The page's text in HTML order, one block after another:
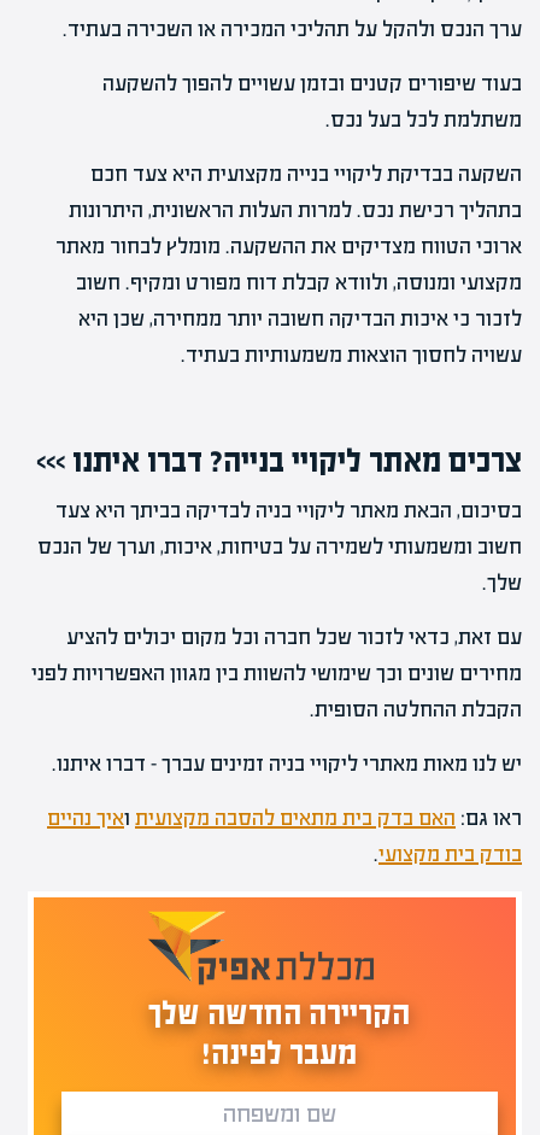
ערך הנכס ולהקל על תהליכי המכירה או השכירה בעתיד.
בעוד שיפורים קטנים ובזמן עשויים להפוך להשקעה
משתלמת לכל בעל נכס.
השקעה בבדיקת ליקויי בנייה מקצועית היא צעד חכם
בתהליך רכישת נכס. למרות העלות הראשונית, היתרונות
ארוכי הטווח מצדיקים את ההשקעה. מומלץ לבחור מאתר
מקצועי ומנוסה, ולוודא קבלת דוח מפורט ומקיף. חשוב
לזכור כי איכות הבדיקה חשובה יותר ממחירה, שכן היא
עשויה לחסוך הוצאות משמעותיות בעתיד.
צרכים מאתר ליקויי בנייה? דברו איתנו >>>
בסיכום, הבאת מאתר ליקויי בניה לבדיקה בביתך היא צעד
חשוב ומשמעותי לשמירה על בטיחות, איכות, וערך של הנכס
שלך.
עם זאת, כדאי לזכור שכל חברה וכל מקום יכולים להציע
מחירים שונים וכך שימושי להשוות בין מגוון האפשרויות לפני
הקבלת ההחלטה הסופית.
יש לנו מאות מאתרי ליקויי בניה זמינים עברך – דברו איתנו.
ראו גם: האם בדק בית מתאים להסבה מקצועית ואיך נהיים
בודק בית מקצועי.
הקריירה החדשה שלך
מעבר לפינה!